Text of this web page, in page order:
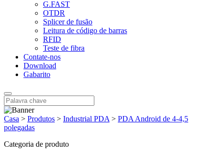
G.FAST
OTDR
Splicer de fusão
Leitura de código de barras
RFID
Teste de fibra
Contate-nos
Download
Gabarito
Casa > Produtos > Industrial PDA > PDA Android de 4-4,5
polegadas
Categoria de produto